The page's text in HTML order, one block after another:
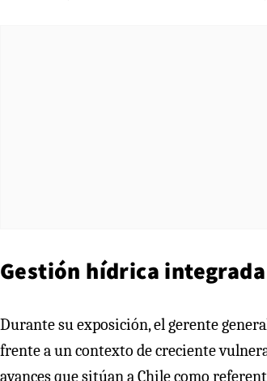
Gestión hídrica
Durante su exposición, el gerente
frente a un contexto de creciente
avances que sitúan a Chile como